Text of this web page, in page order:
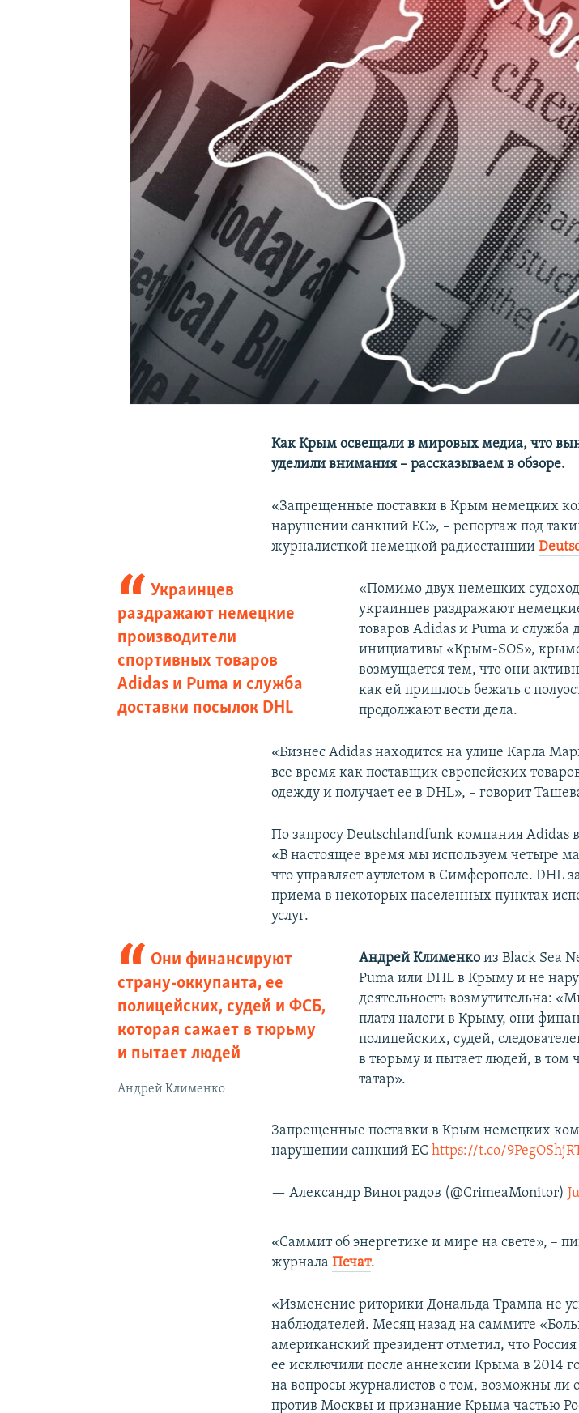
УКРАИНСКАЯ ПРОБЛЕМА КРЫМА
Как Крым освещали в мировых медиа, что
уделили внимания – рассказываем в обзоре.
«Запрещенные поставки в Крым немецких
нарушении санкций ЕС», – репортаж под
журналисткой немецкой радиостанции
Украинцев
раздражают немецкие
производители
спортивных товаров
Adidas и Puma и служба
доставки посылок DHL
«Помимо двух немецких
украинцев раздражают
товаров Adidas и Puma и служба
инициативы «Крым-SOS»,
возмущается тем, что они
как ей пришлось бежать с
продолжают вести дела.
«Бизнес Adidas находится на улице Карла
все время как поставщик европейских
одежду и получает ее в DHL», – говорит
По запросу Deutschlandfunk компания Adidas
«В настоящее время мы используем четыре
что управляет аутлетом в Симферополе. DHL
приема в некоторых населенных пунктах
услуг.
Они финансируют
страну-оккупанта, ее
полицейских, судей и ФСБ,
которая сажает в тюрьму
и пытает людей
Андрей Клименко
Андрей Клименкоиз Black Sea
Puma или DHL в Крыму и не
деятельность возмутительна:
платя налоги в Крыму, они
полицейских, судей,
в тюрьму и пытает людей, в том
татар».
Запрещенные поставки в Крым немецких
нарушении санкций ЕСhttps://t.co/
— Александр Виноградов (@CrimeaMonitor)
«Саммит об энергетике и мире на свете», –
журналаПечат.
«Изменение риторики Дональда Трампа не
наблюдателей. Месяц назад на саммите
американский президент отметил, что
ее исключили после аннексии Крыма в 2014
на вопросы журналистов о том, возможны
против Москвы и признание Крыма частью